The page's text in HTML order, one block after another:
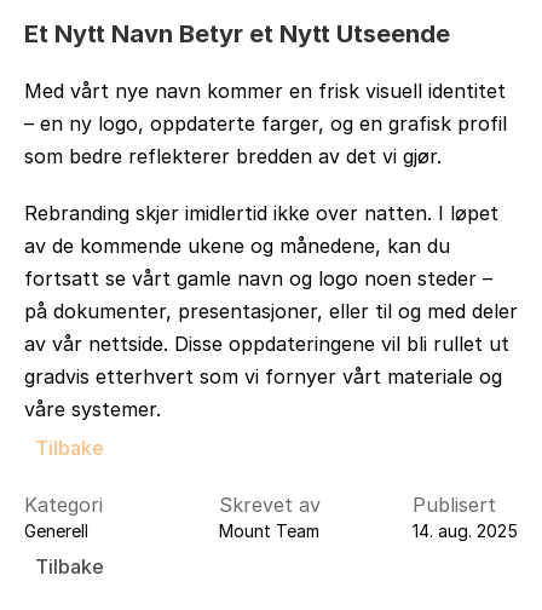
Et Nytt Navn Betyr et Nytt Utseende
Med vårt nye navn kommer en frisk visuell identitet
– en ny logo, oppdaterte farger, og en grafisk profil
som bedre reflekterer bredden av det vi gjør.
Rebranding skjer imidlertid ikke over natten. I løpet
av de kommende ukene og månedene, kan du
fortsatt se vårt gamle navn og logo noen steder –
på dokumenter, presentasjoner, eller til og med deler
av vår nettside. Disse oppdateringene vil bli rullet ut
gradvis etterhvert som vi fornyer vårt materiale og
våre systemer.
Tilbake
Kategori
Generell
Skrevet av
Mount Team
Publisert
14. aug. 2025
Tilbake